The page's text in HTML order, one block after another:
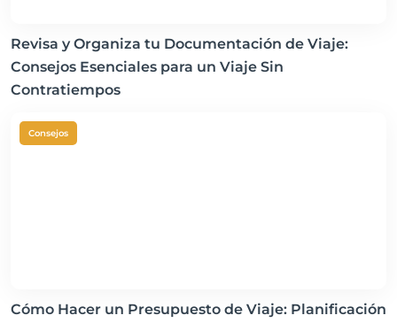
Revisa y Organiza tu Documentación de Viaje:
Consejos Esenciales para un Viaje Sin
Contratiempos
Consejos
Cómo Hacer un Presupuesto de Viaje: Planificación